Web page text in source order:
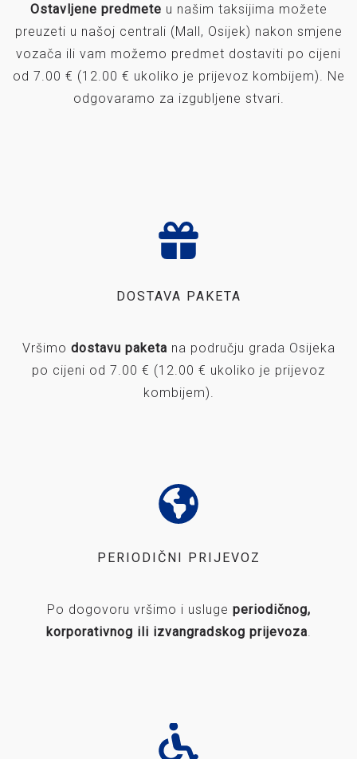
Ostavljene predmete u našim taksijima možete
preuzeti u našoj centrali (Mall, Osijek) nakon smjene
vozača ili vam možemo predmet dostaviti po cijeni
od 7.00 € (12.00 € ukoliko je prijevoz kombijem). Ne
odgovaramo za izgubljene stvari.
DOSTAVA PAKETA
Vršimo dostavu paketa na području grada Osijeka
po cijeni od 7.00 € (12.00 € ukoliko je prijevoz
kombijem).
PERIODIČNI PRIJEVOZ
Po dogovoru vršimo i usluge periodičnog,
korporativnog ili izvangradskog prijevoza.